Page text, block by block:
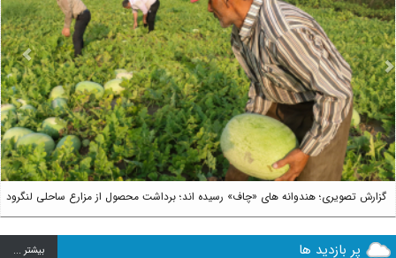
گزارش تصویری؛ هندوانه های «چاف» رسیده اند؛ برداشت محصول از مزارع ساحلی لنگرود
Next
پر بازدید ها بيشتر ...